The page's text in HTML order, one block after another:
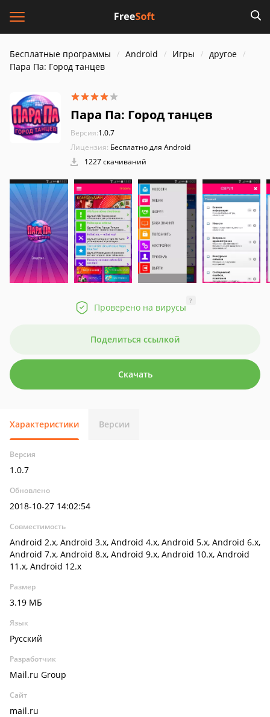
Бесплатные программы Android Игры
другое
Пара Па: Город танцев
Пара Па: Город танцев
Версия:1.0.7
Лицензия: Бесплатно для Android
1227 скачиваний
Проверено на вирусы
?
Поделиться ссылкой
Скачать
Характеристики Версии
Версия
1.0.7
Обновлено
2018-10-27 14:02:54
Совместимость
Android 2.x, Android 3.x, Android 4.x, Android 5.x, Android 6.x,
Android 7.x, Android 8.x, Android 9.x, Android 10.x, Android
11.x, Android 12.x
Размер
3.19 МБ
Язык
Русский
Разработчик
Mail.ru Group
Сайт
mail.ru